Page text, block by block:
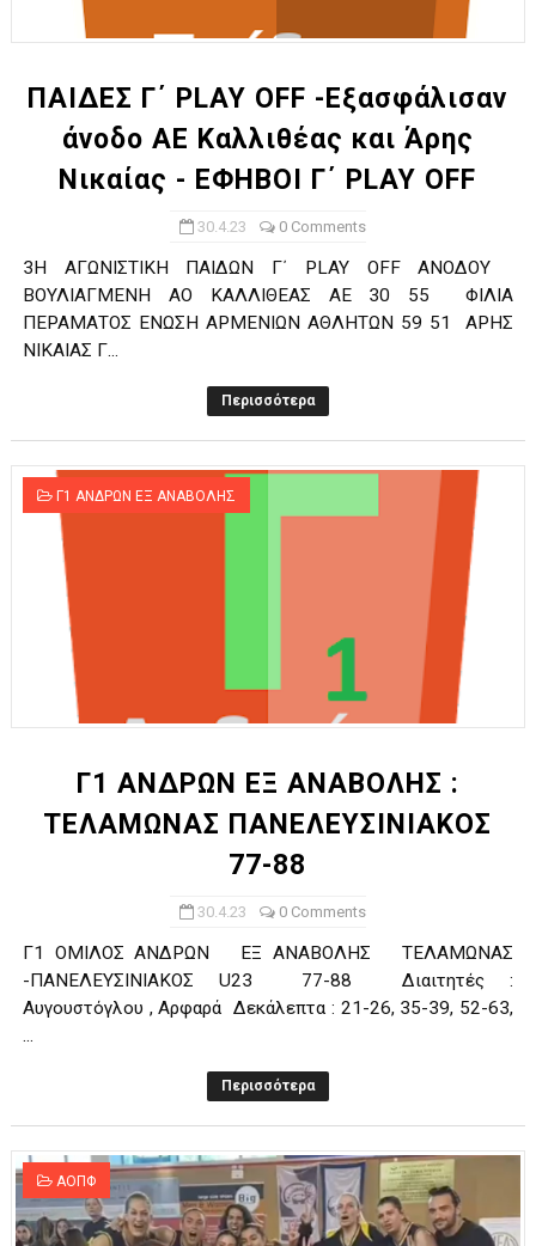
ΧΡΟΝΙΑ ΠΟΛΛΑ ΣΤΟ ΕΛΛΗΝΙΚΟ ΜΠΑΣΚΕΤ : 39Η ΕΠΕΤΕΙΟΣ ΑΠΟ
Ο δρόμος για τον 29ο τελικό κυπέλλου ανδρών ΕΣΚΑΝΑ
U21: Τεράστια πρόκριση για τον Πανελευσινιακό στον
Γ΄ανδρών play offs : "Σκληρό" καρύδι η Φιλία Περάματος
ΠΑΙΔΕΣ Γ΄ PLAY OFF -Εξασφάλισαν
άνοδο ΑΕ Καλλιθέας και Άρης
Νικαίας - ΕΦΗΒΟΙ Γ΄ PLAY OFF
30.4.23 0 Comments
3Η ΑΓΩΝΙΣΤΙΚΗ ΠΑΙΔΩΝ Γ΄ PLAY OFF ΑΝΟΔΟΥ
ΒΟΥΛΙΑΓΜΕΝΗ ΑΟ ΚΑΛΛΙΘΕΑΣ ΑΕ 30 55 ΦΙΛΙΑ
ΠΕΡΑΜΑΤΟΣ ΕΝΩΣΗ ΑΡΜΕΝΙΩΝ ΑΘΛΗΤΩΝ 59 51 ΑΡΗΣ
ΝΙΚΑΙΑΣ Γ...
Περισσότερα
Γ1 ΑΝΔΡΩΝ ΕΞ ΑΝΑΒΟΛΗΣ
Γ1 ΑΝΔΡΩΝ ΕΞ ΑΝΑΒΟΛΗΣ :
ΤΕΛΑΜΩΝΑΣ ΠΑΝΕΛΕΥΣΙΝΙΑΚΟΣ
77-88
30.4.23 0 Comments
Γ1 ΟΜΙΛΟΣ ΑΝΔΡΩΝ ΕΞ ΑΝΑΒΟΛΗΣ ΤΕΛΑΜΩΝΑΣ
-ΠΑΝΕΛΕΥΣΙΝΙΑΚΟΣ U23 77-88 Διαιτητές :
Αυγουστόγλου , Αρφαρά Δεκάλεπτα : 21-26, 35-39, 52-63,
...
Περισσότερα
ΑΟΠΦ